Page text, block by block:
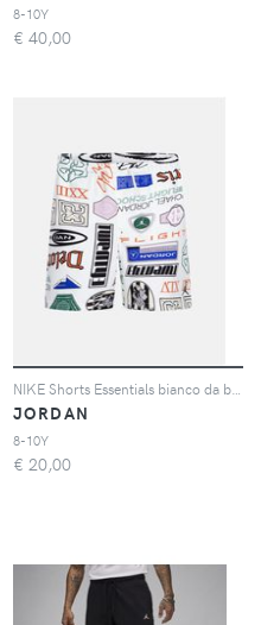
8-10Y
€ 40,00
JORDAN
8-10Y
€ 20,00